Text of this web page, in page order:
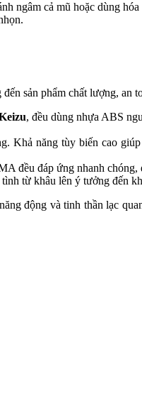
ngâm cả mũ hoặc dùng hóa
sản phẩm chất lượng, an
, đều dùng nhựa ABS
Khả năng tùy biến cao
đều đáp ứng nhanh chóng,
từ khâu lên ý tưởng đến
động và tinh thần lạc